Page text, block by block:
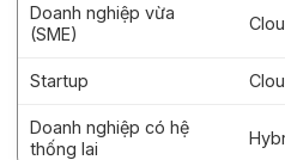
Doanh nghiệp vừa
(SME)
Startup
Doanh nghiệp có hệ
thống lai